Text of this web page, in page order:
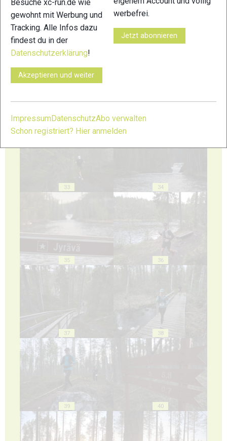
29
33 34
35 36
37 38
39 40
Besuche xc-run.de wie
gewohnt mit Werbung und
Tracking. Alle Infos dazu
findest du in der
Datenschutzerklärung!
Akzeptieren und weiter
werbefrei.
Jetzt abonnieren
ImpressumDatenschutzAbo verwalten
Schon registriert? Hier anmelden